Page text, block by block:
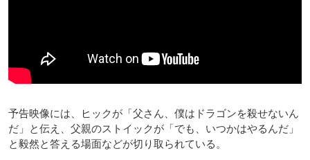
予告映像には、ヒックが「父さん、僕はドラゴンを殺せないん
だ」と伝え、父親のストイックが「でも、いつかはやるんだ」
と毅然と答える場面などが切り取られている。